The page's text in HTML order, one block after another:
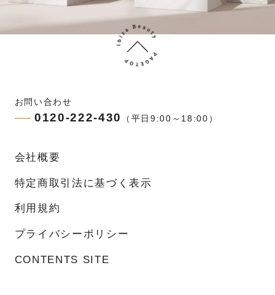
お問い合わせ
0120-222-430 （平日9:00～18:00）
会社概要
特定商取引法に基づく表示
利用規約
プライバシーポリシー
CONTENTS SITE